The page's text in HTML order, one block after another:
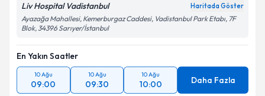
Liv Hospital Vadistanbul Haritada Göster
Ayazağa Mahallesi, Kemerburgaz Caddesi, Vadistanbul Park Etabı, 7F
Blok, 34396 Sarıyer/İstanbul
En Yakın Saatler
10 Ağu
09:00
10 Ağu
09:30
10 Ağu
10:00 Daha Fazla